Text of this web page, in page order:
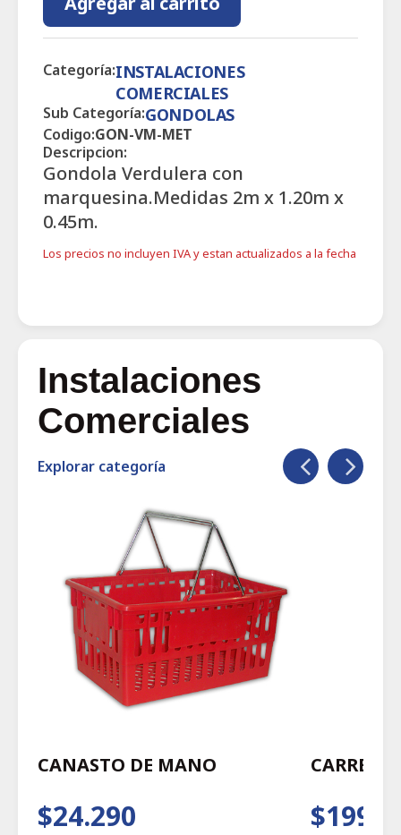
Categoría:INSTALACIONES
COMERCIALES
Sub Categoría:GONDOLAS
Codigo:GON-VM-MET
Descripcion:
Gondola Verdulera con
marquesina.Medidas 2m x 1.20m x
0.45m.
Los precios no incluyen IVA y estan actualizados a la fecha
Instalaciones
Comerciales
Explorar categoría
CANASTO DE MANO
$24.290